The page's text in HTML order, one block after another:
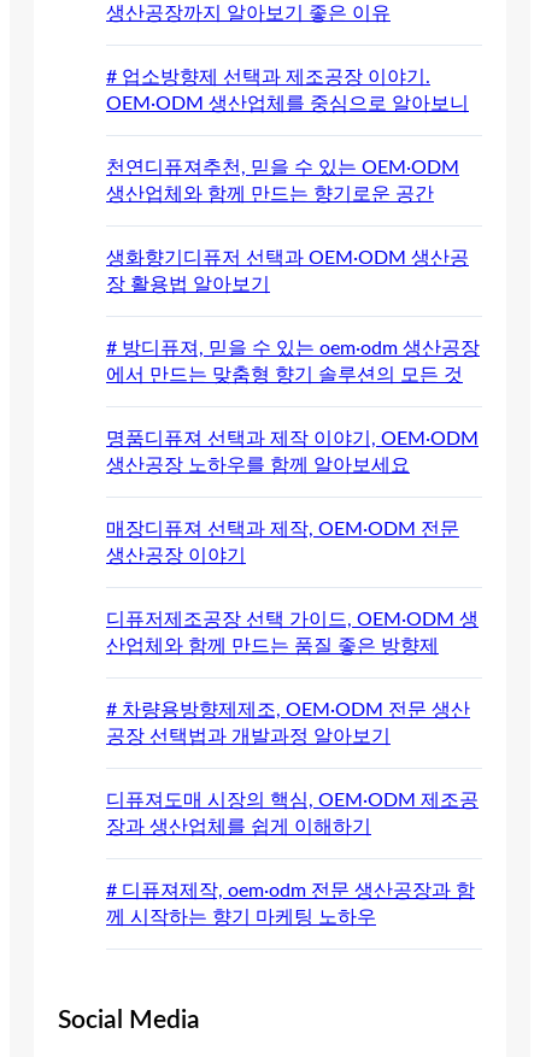
생산공장까지 알아보기 좋은 이유
# 업소방향제 선택과 제조공장 이야기.
OEM·ODM 생산업체를 중심으로 알아보니
천연디퓨져추천, 믿을 수 있는 OEM·ODM
생산업체와 함께 만드는 향기로운 공간
생화향기디퓨저 선택과 OEM·ODM 생산공
장 활용법 알아보기
# 방디퓨져, 믿을 수 있는 oem·odm 생산공장
에서 만드는 맞춤형 향기 솔루션의 모든 것
명품디퓨져 선택과 제작 이야기, OEM·ODM
생산공장 노하우를 함께 알아보세요
매장디퓨져 선택과 제작, OEM·ODM 전문
생산공장 이야기
디퓨저제조공장 선택 가이드, OEM·ODM 생
산업체와 함께 만드는 품질 좋은 방향제
# 차량용방향제제조, OEM·ODM 전문 생산
공장 선택법과 개발과정 알아보기
디퓨져도매 시장의 핵심, OEM·ODM 제조공
장과 생산업체를 쉽게 이해하기
# 디퓨져제작, oem·odm 전문 생산공장과 함
께 시작하는 향기 마케팅 노하우
Social Media